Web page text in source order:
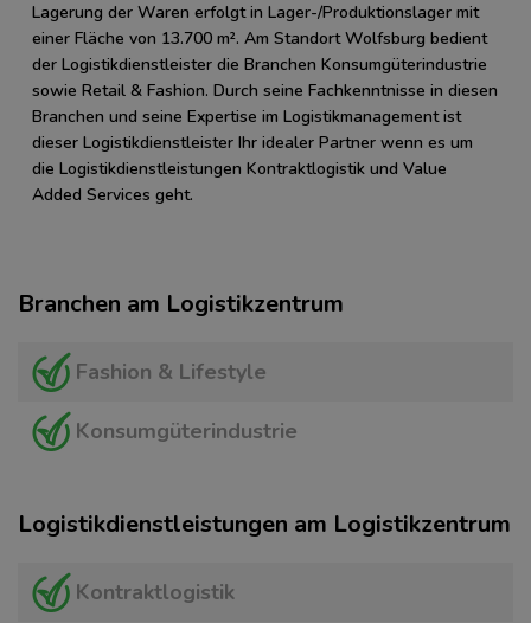
Lagerung der Waren erfolgt in Lager-/Produktionslager mit
einer Fläche von 13.700 m². Am Standort Wolfsburg bedient
der Logistikdienstleister die Branchen Konsumgüterindustrie
sowie Retail & Fashion. Durch seine Fachkenntnisse in diesen
Branchen und seine Expertise im Logistikmanagement ist
dieser Logistikdienstleister Ihr idealer Partner wenn es um
die Logistikdienstleistungen Kontraktlogistik und Value
Added Services geht.
Branchen am Logistikzentrum
Fashion & Lifestyle
Konsumgüterindustrie
Logistikdienstleistungen am Logistikzentrum
Kontraktlogistik